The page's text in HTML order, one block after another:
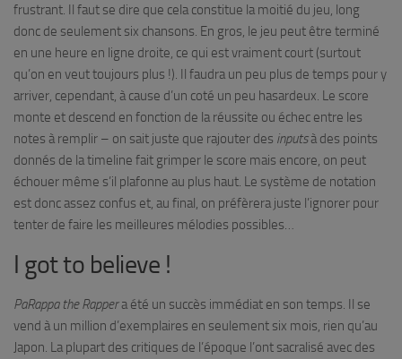
frustrant. Il faut se dire que cela constitue la moitié du jeu, long
donc de seulement six chansons. En gros, le jeu peut être terminé
en une heure en ligne droite, ce qui est vraiment court (surtout
qu’on en veut toujours plus !). Il faudra un peu plus de temps pour y
arriver, cependant, à cause d’un coté un peu hasardeux. Le score
monte et descend en fonction de la réussite ou échec entre les
notes à remplir – on sait juste que rajouter des inputsà des points
donnés de la timeline fait grimper le score mais encore, on peut
échouer même s’il plafonne au plus haut. Le système de notation
est donc assez confus et, au final, on préfèrera juste l’ignorer pour
tenter de faire les meilleures mélodies possibles…
I got to believe !
PaRappa the Rappera été un succès immédiat en son temps. Il se
vend à un million d’exemplaires en seulement six mois, rien qu’au
Japon. La plupart des critiques de l’époque l’ont sacralisé avec des